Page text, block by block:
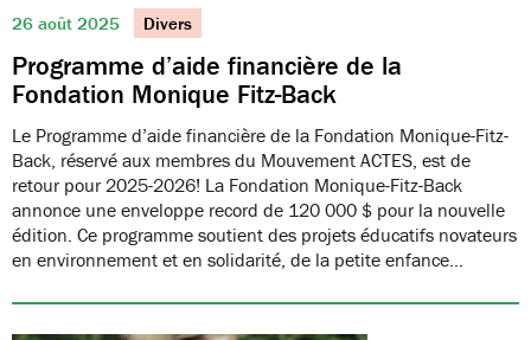
26 août 2025 Divers
Programme d’aide financière de la
Fondation Monique Fitz-Back
Le Programme d’aide financière de la Fondation Monique-Fitz-
Back, réservé aux membres du Mouvement ACTES, est de
retour pour 2025-2026! La Fondation Monique-Fitz-Back
annonce une enveloppe record de 120 000 $ pour la nouvelle
édition. Ce programme soutient des projets éducatifs novateurs
en environnement et en solidarité, de la petite enfance…